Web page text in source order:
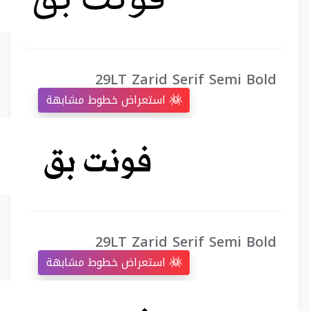
29LT Zarid Serif Semi Bold
29LT Zarid Serif Semi Bold